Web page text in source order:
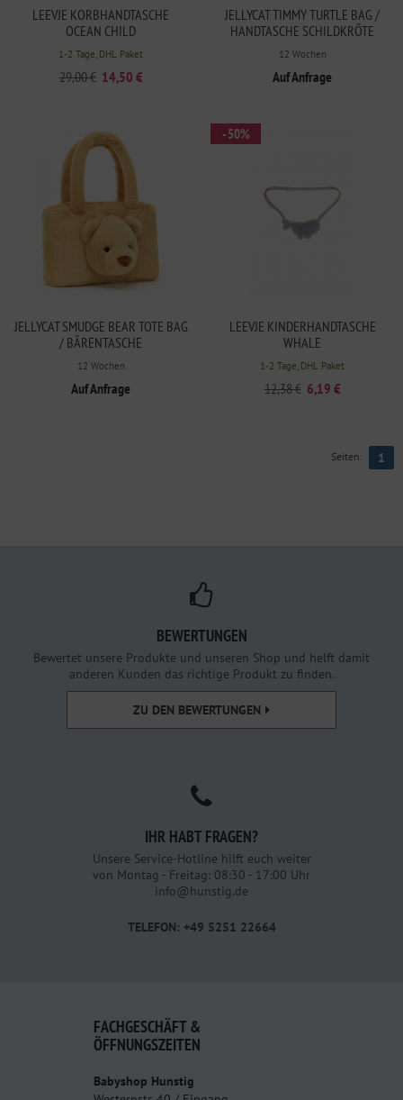
LEEVJE KORBHANDTASCHE
OCEAN CHILD
1-2 Tage, DHL Paket
29,00 € 14,50 €
JELLYCAT TIMMY TURTLE BAG /
HANDTASCHE SCHILDKRÖTE
12 Wochen
Auf Anfrage
JELLYCAT SMUDGE BEAR TOTE BAG
/ BÄRENTASCHE
12 Wochen
Auf Anfrage
LEEVJE KINDERHANDTASCHE
WHALE
1-2 Tage, DHL Paket
12,38 € 6,19 €
- 50%
Seiten: 1
BEWERTUNGEN
Bewertet unsere Produkte und unseren Shop und helft damit
anderen Kunden das richtige Produkt zu finden.
ZU DEN BEWERTUNGEN
IHR HABT FRAGEN?
Unsere Service-Hotline hilft euch weiter
von Montag - Freitag: 08:30 - 17:00 Uhr
info@hunstig.de
TELEFON: +49 5251 22664
FACHGESCHÄFT &
ÖFFNUNGSZEITEN
Babyshop Hunstig